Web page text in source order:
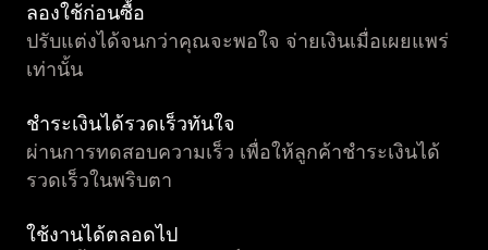
ลองใช้ก่อนซื้อ
ปรับแต่งได้จนกว่าคุณจะพอใจ จ่ายเงินเมื่อเผยแพร่
เท่านั้น
ชำระเงินได้รวดเร็วทันใจ
ผ่านการทดสอบความเร็ว เพื่อให้ลูกค้าชำระเงินได้
รวดเร็วในพริบตา
ใช้งานได้ตลอดไป